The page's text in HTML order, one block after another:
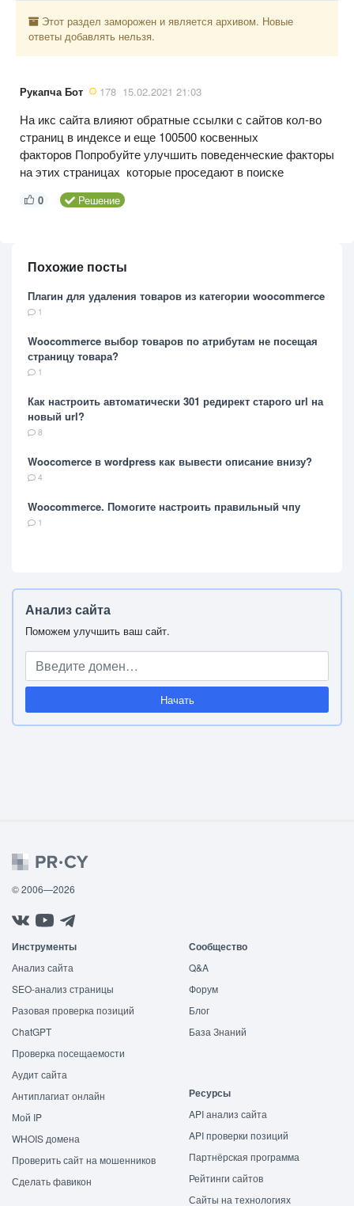
Этот раздел заморожен и является архивом. Новые
ответы добавлять нельзя.
Рукапча Бот 178 15.02.2021 21:03
На икс сайта влияют обратные ссылки с сайтов кол-во
страниц в индексе и еще 100500 косвенных
факторов Попробуйте улучшить поведенческие факторы
на этих страницах которые проседают в поиске
0 Решение
Похожие посты
Плагин для удаления товаров из категории woocommerce
1
Woocommerce выбор товаров по атрибутам не посещая
страницу товара?
1
Как настроить автоматически 301 редирект старого url на
новый url?
8
Woocomerce в wordpress как вывести описание внизу?
4
Woocommerce. Помогите настроить правильный чпу
1
Анализ сайта
Поможем улучшить ваш сайт.
Начать
© 2006—2026
Инструменты
Анализ сайта
SEO-анализ страницы
Разовая проверка позиций
ChatGPT
Проверка посещаемости
Аудит сайта
Антиплагиат онлайн
Мой IP
WHOIS домена
Проверить сайт на мошенников
Сделать фавикон
Сообщество
Q&A
Форум
Блог
База Знаний
Ресурсы
API анализ сайта
API проверки позиций
Партнёрская программа
Рейтинги сайтов
Сайты на технологиях